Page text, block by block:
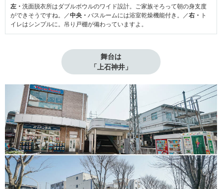
左・ 洗面脱衣所はダブルボウルのワイド設計。ご家族そろって朝の身支度
ができそうですね。／中央・ バスルームには浴室乾燥機能付き。／右・ ト
イレはシンプルに。吊り戸棚が備わっていますよ。
舞台は
「上石神井」